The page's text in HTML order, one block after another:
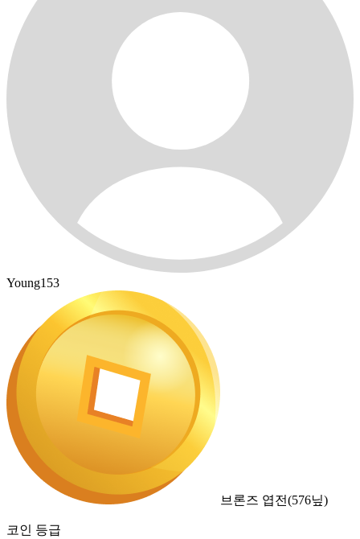
Young153
브론즈 엽전(576닢)
코인 등급